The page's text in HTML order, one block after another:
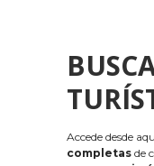
Accede desde
completas de